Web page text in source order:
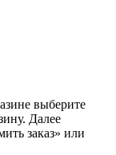
выберите
Далее
заказ» или